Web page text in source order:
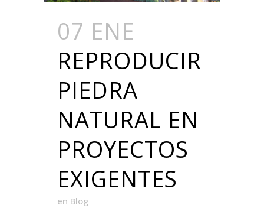
07 ENE
REPRODUCIR
PIEDRA
NATURAL EN
PROYECTOS
EXIGENTES
en Blog